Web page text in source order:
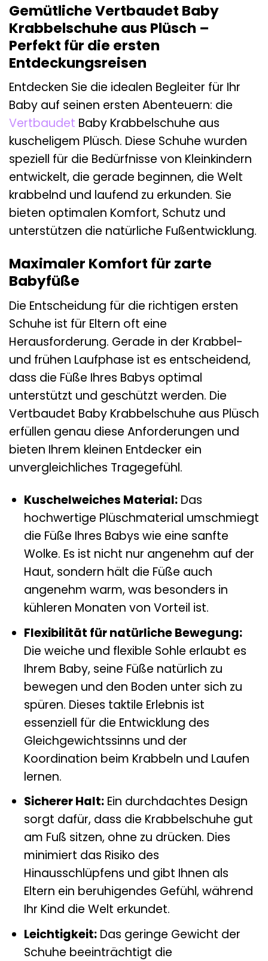
Gemütliche Vertbaudet Baby
Krabbelschuhe aus Plüsch –
Perfekt für die ersten
Entdeckungsreisen
Entdecken Sie die idealen Begleiter für Ihr
Baby auf seinen ersten Abenteuern: die
Vertbaudet Baby Krabbelschuhe aus
kuscheligem Plüsch. Diese Schuhe wurden
speziell für die Bedürfnisse von Kleinkindern
entwickelt, die gerade beginnen, die Welt
krabbelnd und laufend zu erkunden. Sie
bieten optimalen Komfort, Schutz und
unterstützen die natürliche Fußentwicklung.
Maximaler Komfort für zarte
Babyfüße
Die Entscheidung für die richtigen ersten
Schuhe ist für Eltern oft eine
Herausforderung. Gerade in der Krabbel-
und frühen Laufphase ist es entscheidend,
dass die Füße Ihres Babys optimal
unterstützt und geschützt werden. Die
Vertbaudet Baby Krabbelschuhe aus Plüsch
erfüllen genau diese Anforderungen und
bieten Ihrem kleinen Entdecker ein
unvergleichliches Tragegefühl.
Kuschelweiches Material:Das
hochwertige Plüschmaterial umschmiegt
die Füße Ihres Babys wie eine sanfte
Wolke. Es ist nicht nur angenehm auf der
Haut, sondern hält die Füße auch
angenehm warm, was besonders in
kühleren Monaten von Vorteil ist.
Flexibilität für natürliche Bewegung:
Die weiche und flexible Sohle erlaubt es
Ihrem Baby, seine Füße natürlich zu
bewegen und den Boden unter sich zu
spüren. Dieses taktile Erlebnis ist
essenziell für die Entwicklung des
Gleichgewichtssinns und der
Koordination beim Krabbeln und Laufen
lernen.
Sicherer Halt:Ein durchdachtes Design
sorgt dafür, dass die Krabbelschuhe gut
am Fuß sitzen, ohne zu drücken. Dies
minimiert das Risiko des
Hinausschlüpfens und gibt Ihnen als
Eltern ein beruhigendes Gefühl, während
Ihr Kind die Welt erkundet.
Leichtigkeit:Das geringe Gewicht der
Schuhe beeinträchtigt die